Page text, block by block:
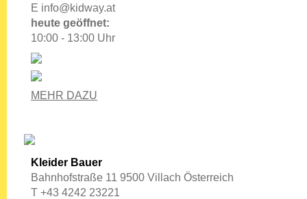
E info@kidway.at
heute geöffnet:
10:00 - 13:00 Uhr
MEHR DAZU
Kleider Bauer
Bahnhofstraße 11 9500 Villach Österreich
T +43 4242 23221